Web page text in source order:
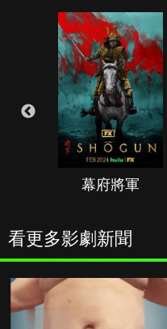
幕府將軍
看更多影劇新聞